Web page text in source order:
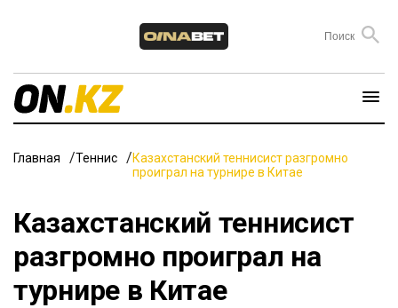
Главная Теннис
Казахстанский теннисист разгромно
проиграл на турнире в Китае
Казахстанский теннисист
разгромно проиграл на
турнире в Китае